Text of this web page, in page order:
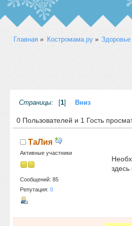
Главная » Костромама.ру» Здоровье
Страницы: 1 Вниз
0 Пользователей и 1 Гость
ТаЛия
Активные участники
Сообщений: 85
Репутация: 0
здесь